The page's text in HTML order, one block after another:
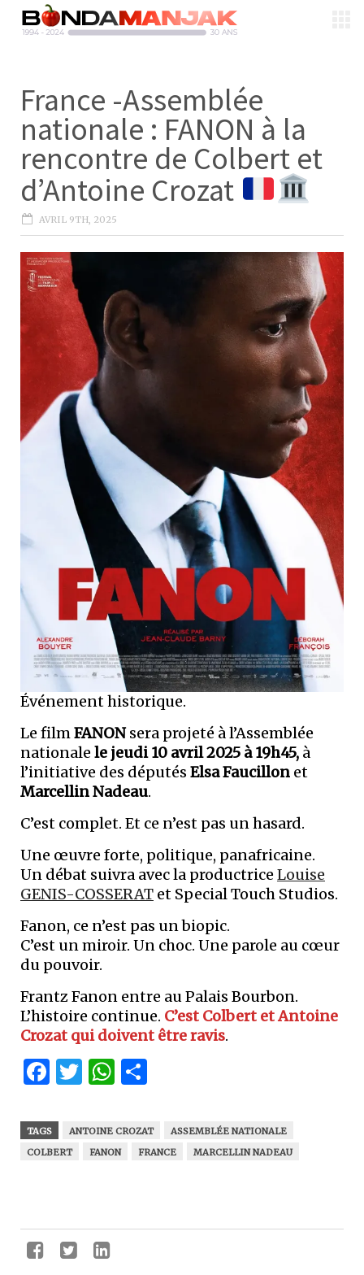
France -Assemblée
nationale : FANON à la
rencontre de Colbert et
d’Antoine Crozat
AVRIL 9TH, 2025
Événement historique.
Le filmFANONsera projeté à l’Assemblée
nationale le jeudi 10 avril 2025 à 19h45, à
l’initiative des députés Elsa Faucillon et
Marcellin Nadeau.
C’est complet. Et ce n’est pas un hasard.
Une œuvre forte, politique, panafricaine.
Un débat suivra avec la productrice Louise
GENIS-COSSERAT et Special Touch Studios.
Fanon, ce n’est pas un biopic.
C’est un miroir. Un choc. Une parole au cœur
du pouvoir.
Frantz Fanon entre au Palais Bourbon.
L’histoire continue. C’est Colbert et Antoine
Crozat qui doivent être ravis.
Facebook
Twitter
WhatsApp
TAGS ANTOINE CROZAT
ASSEMBLÉE NATIONALE
COLBERT
FANON FRANCE MARCELLIN NADEAU